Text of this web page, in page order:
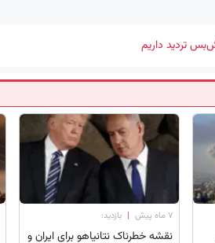
تردید داریم
۷ ماه پیش | بازدید:
نقشه خطرناک نتانیاهو برای ایران و